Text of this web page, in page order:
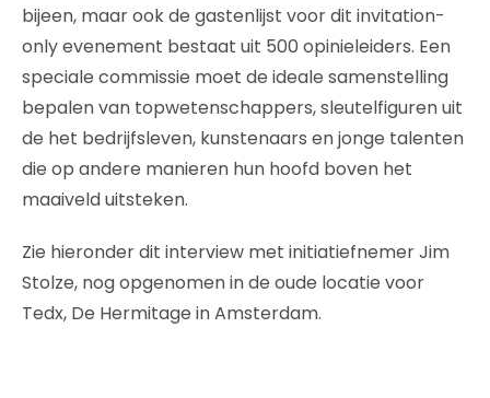
bijeen, maar ook de gastenlijst voor dit invitation-
only evenement bestaat uit 500 opinieleiders. Een
speciale commissie moet de ideale samenstelling
bepalen van topwetenschappers, sleutelfiguren uit
de het bedrijfsleven, kunstenaars en jonge talenten
die op andere manieren hun hoofd boven het
maaiveld uitsteken.
Zie hieronder dit interview met initiatiefnemer Jim
Stolze, nog opgenomen in de oude locatie voor
Tedx, De Hermitage in Amsterdam.